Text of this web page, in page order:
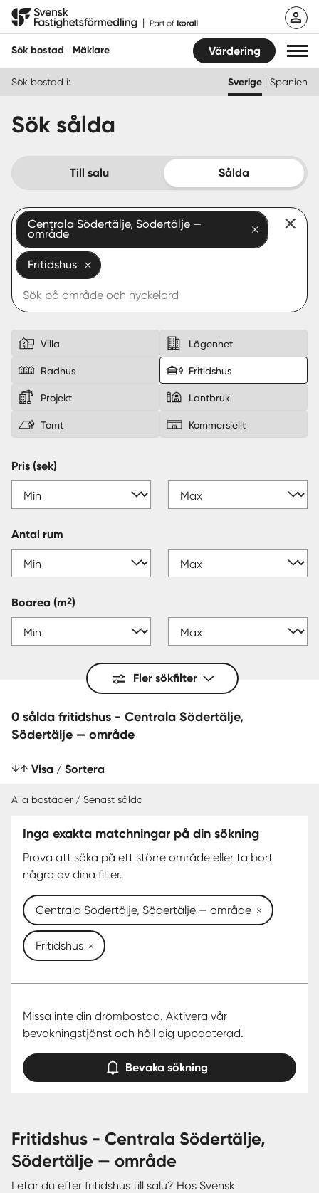
Hoppa
Svensk Fastighetsförmedling
Sök bostad Mäklare Värdering
Hitta mäklare
Köpa
Guider
Start
Logga in
Sverige
Sök bostad i: Sverige | Spanien
Sök sålda
Till salu Sålda
Centrala Södertälje, Södertälje —
område
Fritidshus
Villa Lägenhet
Radhus Fritidshus
Projekt Lantbruk
Tomt Kommersiellt
Pris (sek)
Antal rum
Boarea (m2)
Fler sökfilter
0 sålda fritidshus - Centrala Södertälje,
Södertälje — område
Visa / Sortera
SENAST SÅLDA
Alla bostäder / Senast sålda
Inga exakta matchningar på din sökning
Prova att söka på ett större område eller ta bort
några av dina filter.
Centrala Södertälje, Södertälje — område
Fritidshus
Missa inte din drömbostad. Aktivera vår
bevakningstjänst och håll dig uppdaterad.
Bevaka sökning
fritidshus - Centrala Södertälje,
Södertälje — område
Letar du efter fritidshus till salu? Hos Svensk